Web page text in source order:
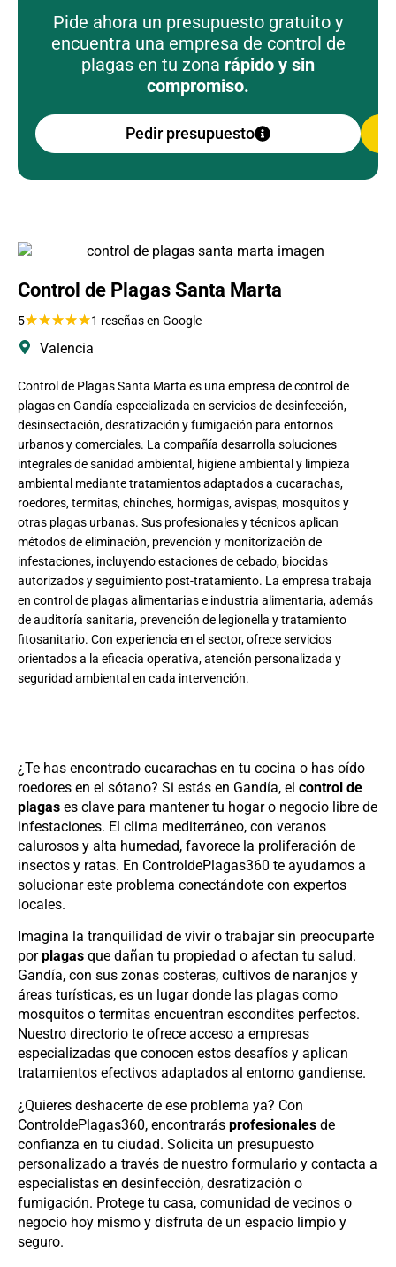
Pide ahora un presupuesto gratuito y
encuentra una empresa de control de
plagas en tu zona rápido y sin
compromiso.
Pedir presupuesto
Control de Plagas Santa Marta
5★★★★★1 reseñas en Google
Valencia
Control de Plagas Santa Marta es una empresa de control de
plagas en Gandía especializada en servicios de desinfección,
desinsectación, desratización y fumigación para entornos
urbanos y comerciales. La compañía desarrolla soluciones
integrales de sanidad ambiental, higiene ambiental y limpieza
ambiental mediante tratamientos adaptados a cucarachas,
roedores, termitas, chinches, hormigas, avispas, mosquitos y
otras plagas urbanas. Sus profesionales y técnicos aplican
métodos de eliminación, prevención y monitorización de
infestaciones, incluyendo estaciones de cebado, biocidas
autorizados y seguimiento post-tratamiento. La empresa trabaja
en control de plagas alimentarias e industria alimentaria, además
de auditoría sanitaria, prevención de legionella y tratamiento
fitosanitario. Con experiencia en el sector, ofrece servicios
orientados a la eficacia operativa, atención personalizada y
seguridad ambiental en cada intervención.
¿Te has encontrado cucarachas en tu cocina o has oído
roedores en el sótano? Si estás en Gandía, el control de
plagas es clave para mantener tu hogar o negocio libre de
infestaciones. El clima mediterráneo, con veranos
calurosos y alta humedad, favorece la proliferación de
insectos y ratas. En ControldePlagas360 te ayudamos a
solucionar este problema conectándote con expertos
locales.
Imagina la tranquilidad de vivir o trabajar sin preocuparte
porplagas que dañan tu propiedad o afectan tu salud.
Gandía, con sus zonas costeras, cultivos de naranjos y
áreas turísticas, es un lugar donde las plagas como
mosquitos o termitas encuentran escondites perfectos.
Nuestro directorio te ofrece acceso a empresas
especializadas que conocen estos desafíos y aplican
tratamientos efectivos adaptados al entorno gandiense.
¿Quieres deshacerte de ese problema ya? Con
ControldePlagas360, encontrarás profesionales de
confianza en tu ciudad. Solicita un presupuesto
personalizado a través de nuestro formulario y contacta a
especialistas en desinfección, desratización o
fumigación. Protege tu casa, comunidad de vecinos o
negocio hoy mismo y disfruta de un espacio limpio y
seguro.